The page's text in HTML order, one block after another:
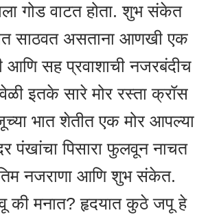
गोड वाटत होता. शुभ संकेत
साठवत असताना आणखी एक
आणि सह प्रवाशाची नजरबंदीच
इतके सारे मोर रस्ता क्रॉस
भात शेतीत एक मोर आपल्या
पंखांचा पिसारा फुलवून नाचत
नजराणा आणि शुभ संकेत.
की मनात? हृदयात कुठे जपू हे